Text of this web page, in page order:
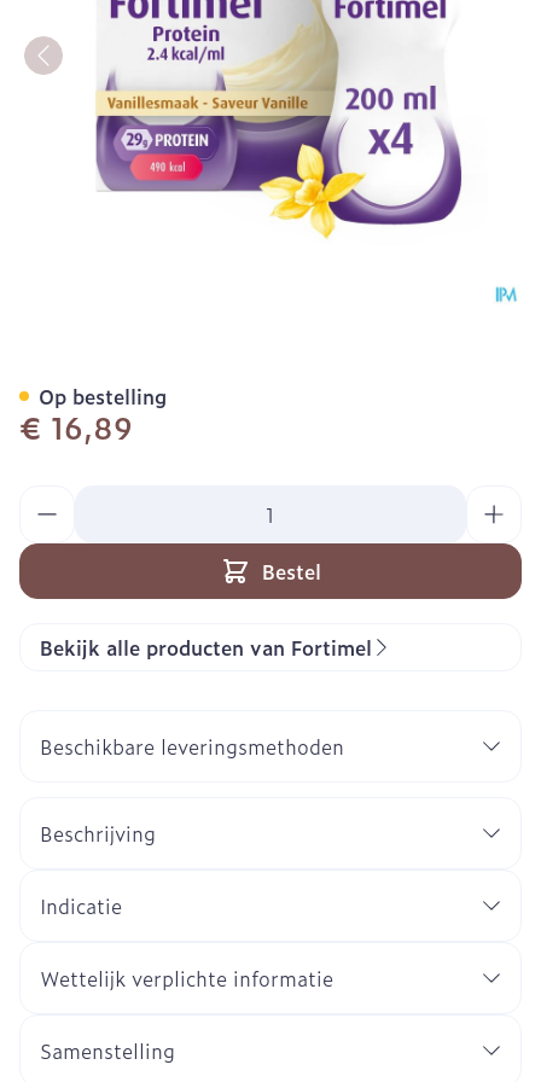
€ 16,89
Bestel
Op bestelling
Bekijk alle producten van Fortimel
Beschikbare leveringsmethoden
Beschrijving
Indicatie
Wettelijk verplichte informatie
Samenstelling